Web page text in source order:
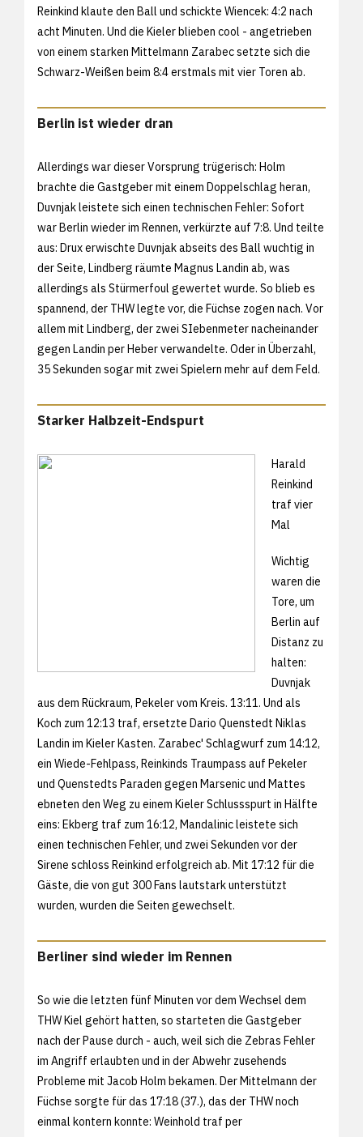
Reinkind klaute den Ball und schickte Wiencek: 4:2 nach
acht Minuten. Und die Kieler blieben cool - angetrieben
von einem starken Mittelmann Zarabec setzte sich die
Schwarz-Weißen beim 8:4 erstmals mit vier Toren ab.
Berlin ist wieder dran
Allerdings war dieser Vorsprung trügerisch: Holm
brachte die Gastgeber mit einem Doppelschlag heran,
Duvnjak leistete sich einen technischen Fehler: Sofort
war Berlin wieder im Rennen, verkürzte auf 7:8. Und teilte
aus: Drux erwischte Duvnjak abseits des Ball wuchtig in
der Seite, Lindberg räumte Magnus Landin ab, was
allerdings als Stürmerfoul gewertet wurde. So blieb es
spannend, der THW legte vor, die Füchse zogen nach. Vor
allem mit Lindberg, der zwei SIebenmeter nacheinander
gegen Landin per Heber verwandelte. Oder in Überzahl,
35 Sekunden sogar mit zwei Spielern mehr auf dem Feld.
Starker Halbzeit-Endspurt
Harald
Reinkind
traf vier
Mal
Wichtig
waren die
Tore, um
Berlin auf
Distanz zu
halten:
Duvnjak
aus dem Rückraum, Pekeler vom Kreis. 13:11. Und als
Koch zum 12:13 traf, ersetzte Dario Quenstedt Niklas
Landin im Kieler Kasten. Zarabec' Schlagwurf zum 14:12,
ein Wiede-Fehlpass, Reinkinds Traumpass auf Pekeler
und Quenstedts Paraden gegen Marsenic und Mattes
ebneten den Weg zu einem Kieler Schlussspurt in Hälfte
eins: Ekberg traf zum 16:12, Mandalinic leistete sich
einen technischen Fehler, und zwei Sekunden vor der
Sirene schloss Reinkind erfolgreich ab. Mit 17:12 für die
Gäste, die von gut 300 Fans lautstark unterstützt
wurden, wurden die Seiten gewechselt.
Berliner sind wieder im Rennen
So wie die letzten fünf Minuten vor dem Wechsel dem
THW Kiel gehört hatten, so starteten die Gastgeber
nach der Pause durch - auch, weil sich die Zebras Fehler
im Angriff erlaubten und in der Abwehr zusehends
Probleme mit Jacob Holm bekamen. Der Mittelmann der
Füchse sorgte für das 17:18 (37.), das der THW noch
einmal kontern konnte: Weinhold traf per